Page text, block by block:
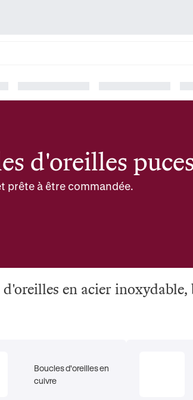
d'oreilles
prête à être commandée.
en acier
Boucles d'oreilles en
cuivre